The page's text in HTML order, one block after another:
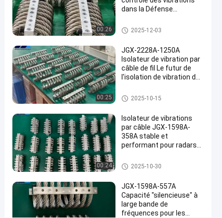
lourds
Amortisseur
de vibration de
câble
métallique
2025-
04-25
13
de vue
Partager
#
Amortisseur
de
vibrations
#
Amortissement
de l'isolateur
de câbles
métalliques
#
Amortisseur
de
vibrations
00:26
dans la Défense
industrielle de pointe
Amortisseur de vibration de câ
ble métallique
2025-12-03
00:25
JGX-2228A-1250A
Isolateur de vibration par
câble de fil Le futur de
l'isolation de vibration des
Amortisseur de vibration de câ
ble métallique
2025-10-15
00:24
Isolateur de vibrations
par câble JGX-1598A-
358A stable et
performant pour radars
équipements de
navigation
Amortisseur de vibration de câ
ble métallique
2025-10-30
JGX-1598A-557A
Capacité "silencieuse" à
large bande de
fréquences pour les